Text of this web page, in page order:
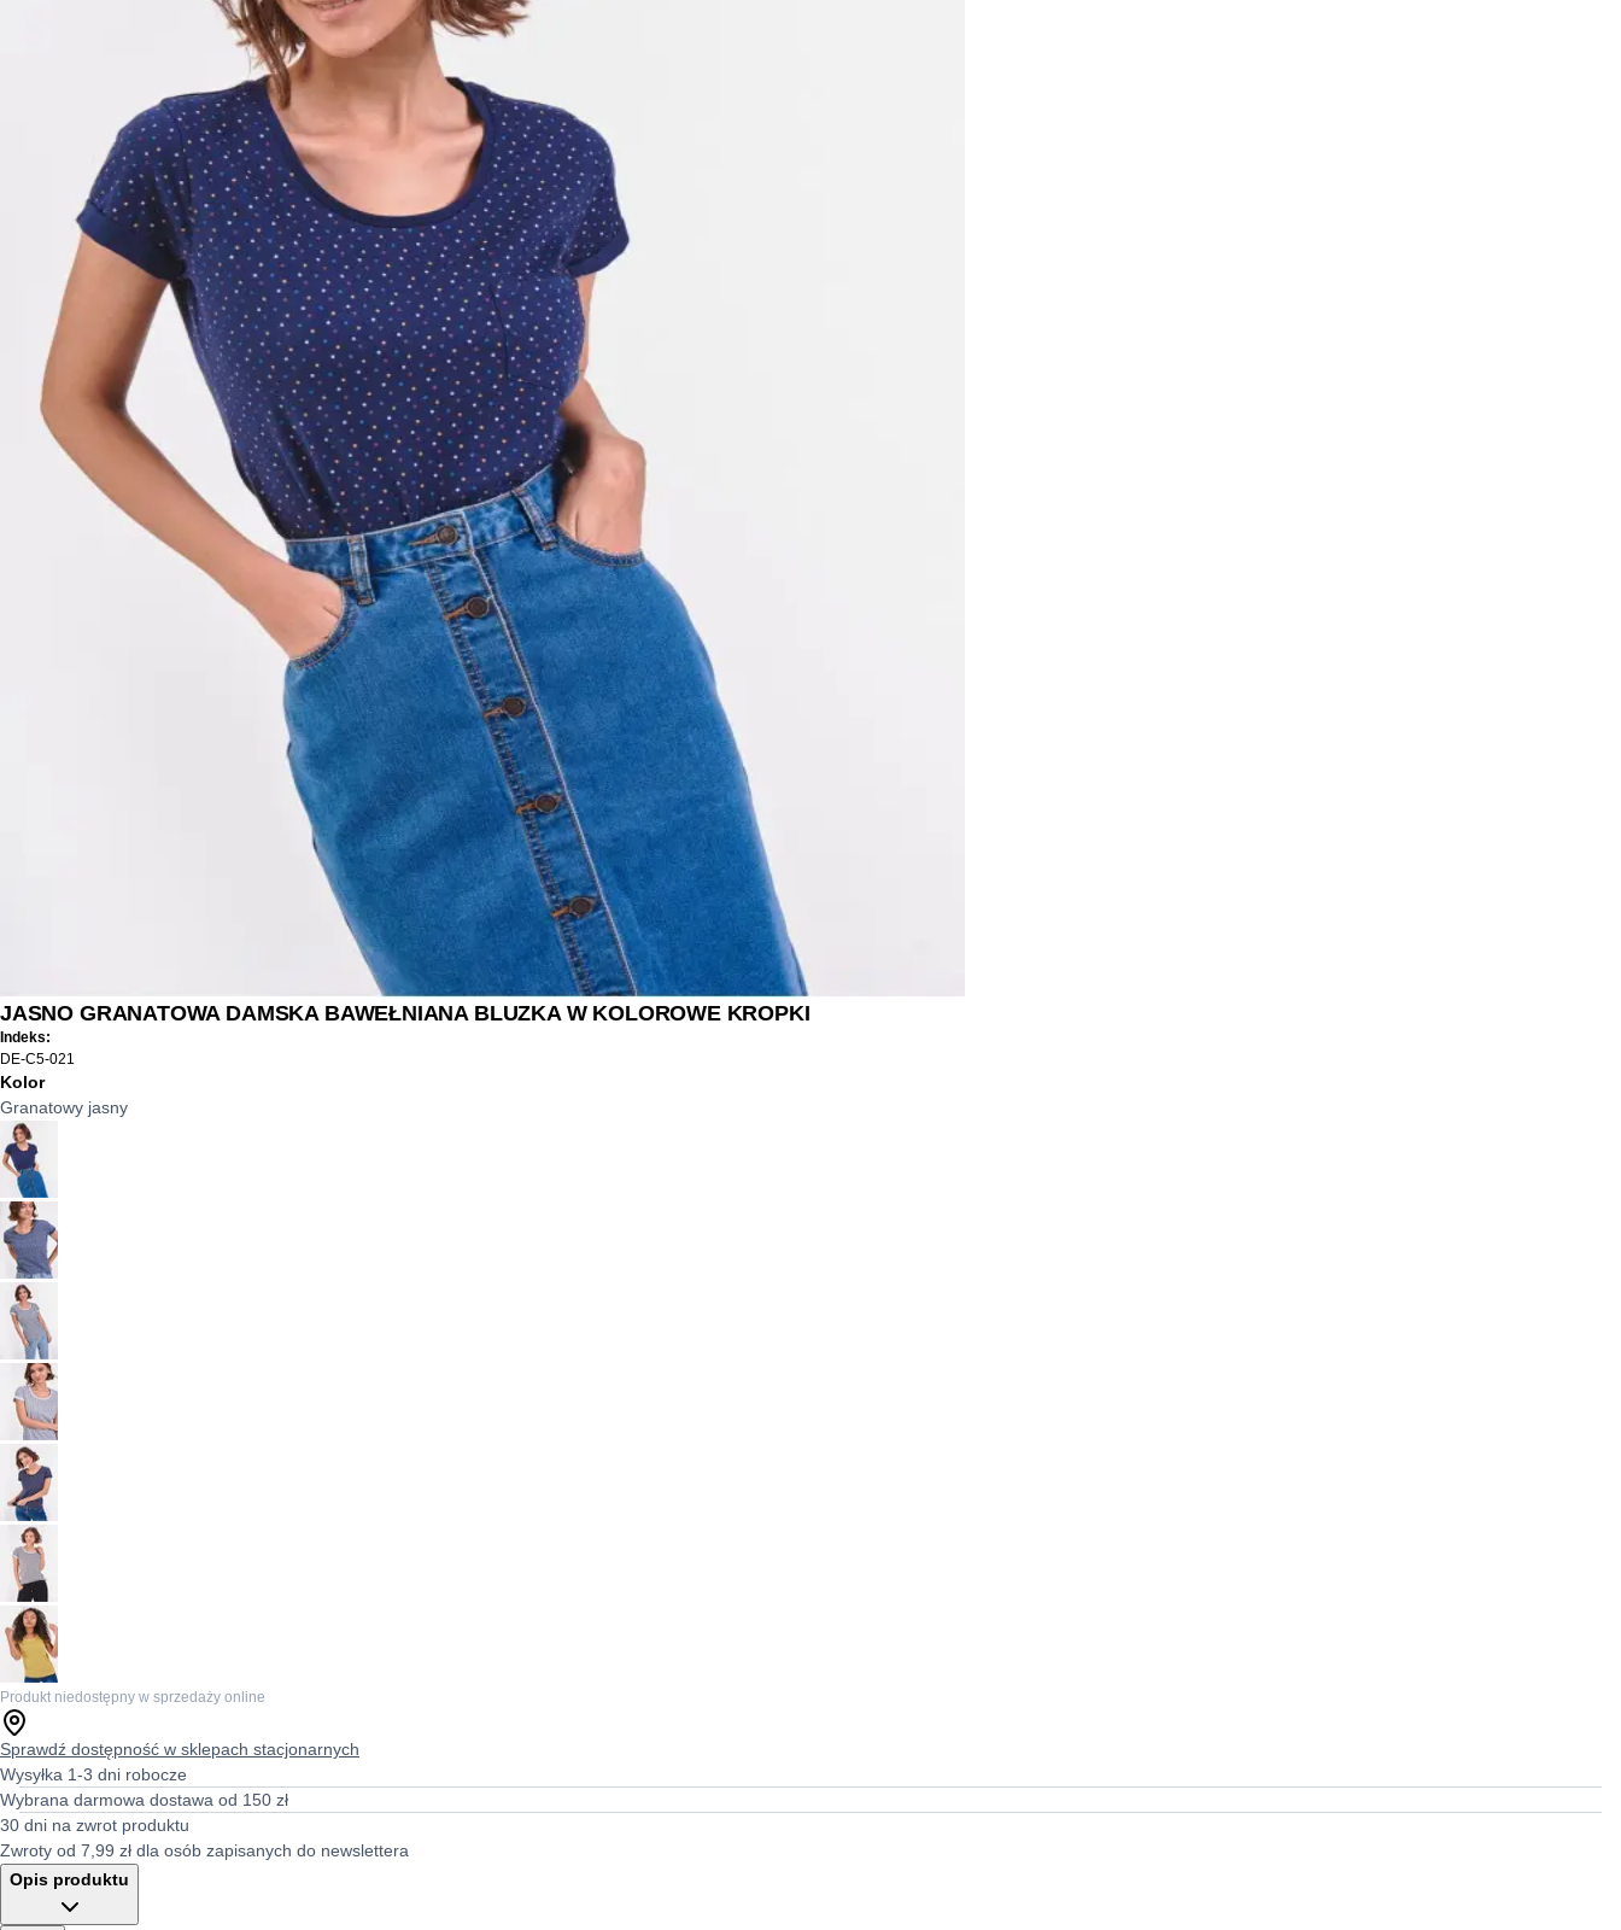
JASNO GRANATOWA DAMSKA BAWEŁNIANA BLUZKA W KOLOROWE KROPKI
Indeks:
DE-C5-021
Kolor
Granatowy jasny
Produkt niedostępny w sprzedaży online
Sprawdź dostępność w sklepach stacjonarnych
Wysyłka 1-3 dni robocze
Wybrana darmowa dostawa od 150 zł
30 dni na zwrot produktu
Zwroty od 7,99 zł dla osób zapisanych do newslettera
Opis produktu